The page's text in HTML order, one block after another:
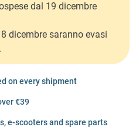
dal 19 dicembre
dicembre saranno evasi
on every shipment
€39
e-scooters and spare parts